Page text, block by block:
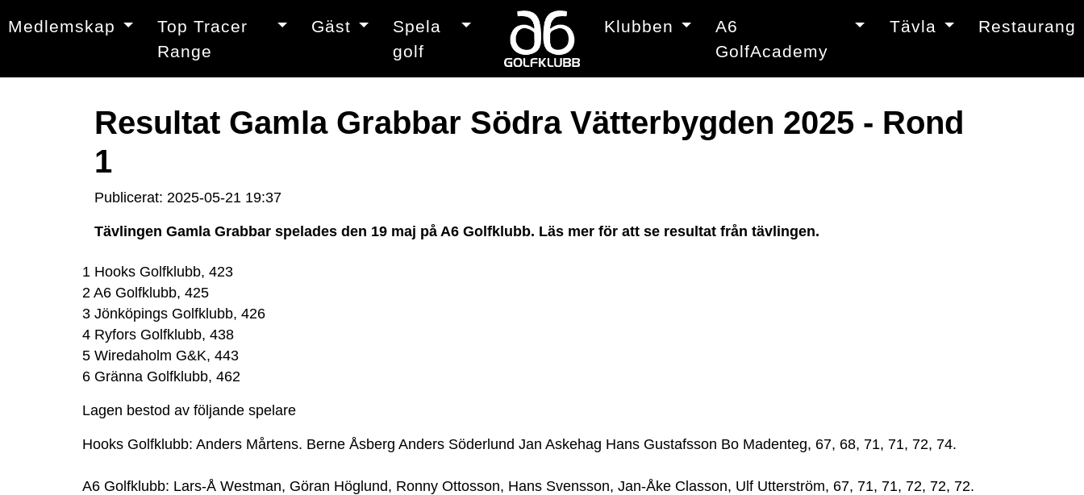
Medlemskap
Top Tracer
Range
Gäst
Spela
golf
Klubben
A6
GolfAcademy
Tävla Restaurang
Resultat Gamla Grabbar Södra Vätterbygden 2025 - Rond
1
Publicerat: 2025-05-21 19:37
Tävlingen Gamla Grabbar spelades den 19 maj på A6 Golfklubb. Läs mer för att se resultat från tävlingen.
1 Hooks Golfklubb, 423
2 A6 Golfklubb, 425
3 Jönköpings Golfklubb, 426
4 Ryfors Golfklubb, 438
5 Wiredaholm G&K, 443
6 Gränna Golfklubb, 462
Lagen bestod av följande spelare
Hooks Golfklubb: Anders Mårtens. Berne Åsberg Anders Söderlund Jan Askehag Hans Gustafsson Bo Madenteg, 67, 68, 71, 71, 72, 74.
A6 Golfklubb: Lars-Å Westman, Göran Höglund, Ronny Ottosson, Hans Svensson, Jan-Åke Classon, Ulf Utterström, 67, 71, 71, 72, 72, 72.